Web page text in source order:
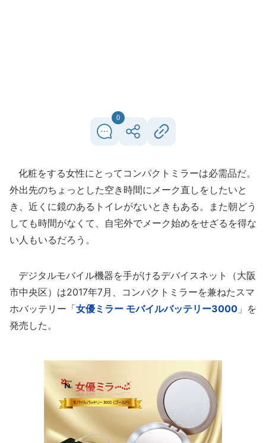
0
化粧をする女性にとってコンパクトミラーは必需品だ。
外出先のちょっとした空き時間にメーク直しをしたいと
き、近くに鏡のあるトイレがないときもある。また朝どう
しても時間がなくて、自宅外でメーク始めをせざるを得な
い人もいるだろう。
デジタルモバイル機器を手がけるデバイスネット（大阪
市中央区）は2017年7月、コンパクトミラーを兼ねたスマ
ホバッテリー「女優ミラー モバイルバッテリー3000 」を
発売した。